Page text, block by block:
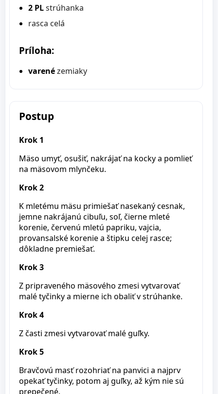
2 PLstrúhanka
rasca celá
Príloha:
varenézemiaky
Postup
Krok 1
Mäso umyť, osušiť, nakrájať na kocky a pomlieť
na mäsovom mlynčeku.
Krok 2
K mletému mäsu primiešať nasekaný cesnak,
jemne nakrájanú cibuľu, soľ, čierne mleté
korenie, červenú mletú papriku, vajcia,
provansalské korenie a štipku celej rasce;
dôkladne premiešať.
Krok 3
Z pripraveného mäsového zmesi vytvarovať
malé tyčinky a mierne ich obaliť v strúhanke.
Krok 4
Z časti zmesi vytvarovať malé guľky.
Krok 5
Bravčovú masť rozohriať na panvici a najprv
opekať tyčinky, potom aj guľky, až kým nie sú
prepečené.